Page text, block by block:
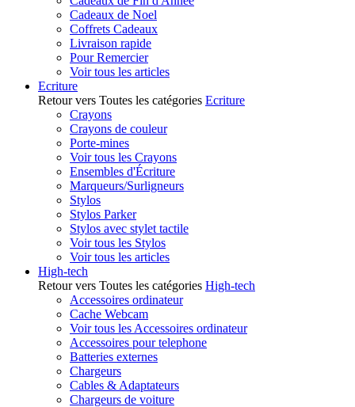
Cadeaux de Noel
Coffrets Cadeaux
Livraison rapide
Pour Remercier
Voir tous les articles
Ecriture
Retour vers Toutes les catégories Ecriture
Crayons
Crayons de couleur
Porte-mines
Voir tous les Crayons
Ensembles d'Écriture
Marqueurs/Surligneurs
Stylos
Stylos Parker
Stylos avec stylet tactile
Voir tous les Stylos
Voir tous les articles
High-tech
Retour vers Toutes les catégories High-tech
Accessoires ordinateur
Cache Webcam
Voir tous les Accessoires ordinateur
Accessoires pour telephone
Batteries externes
Chargeurs
Cables & Adaptateurs
Chargeurs de voiture